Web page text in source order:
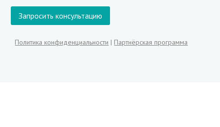
Запросить консультацию
Политика конфиденциальности | Партнёрская программа